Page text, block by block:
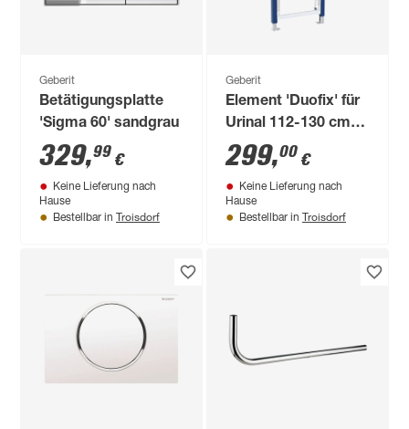
Geberit
Betätigungsplatte
'Sigma 60' sandgrau
329,99 €
Keine Lieferung nach
Hause
Bestellbar in Troisdorf
Geberit
Element 'Duofix' für
Urinal 112-130 cm
universell
299,00 €
Keine Lieferung nach
Hause
Bestellbar in Troisdorf